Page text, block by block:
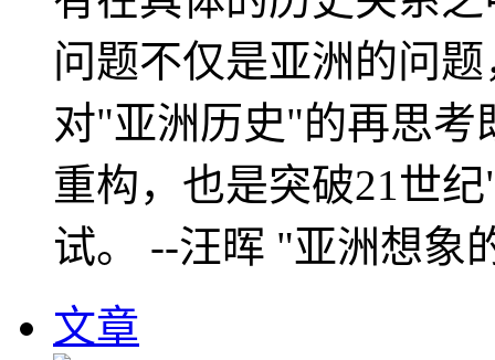
问题不仅是亚洲的问
对"亚洲历史"的再思考
重构，也是突破21世
试。 --汪晖 "亚洲想象
文章